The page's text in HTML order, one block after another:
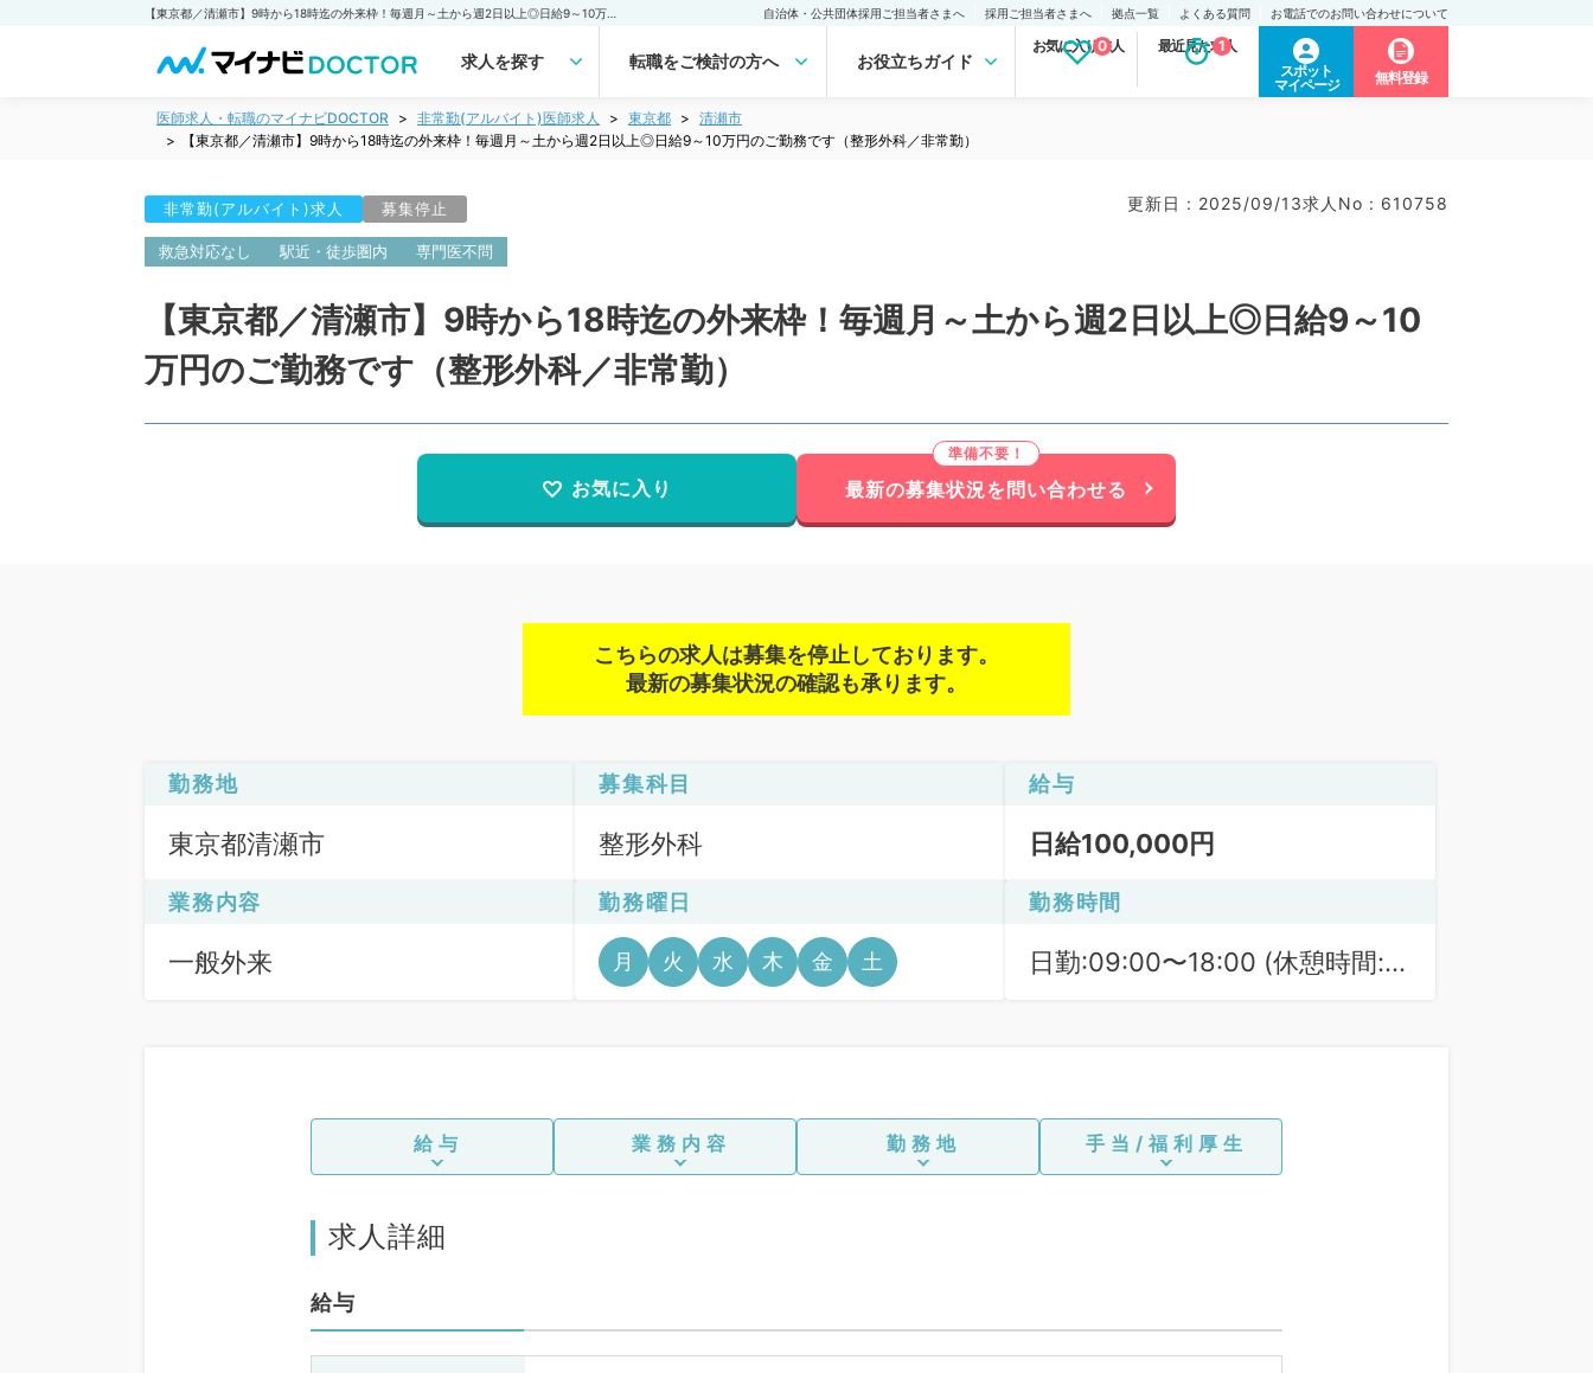
自治体・公共団体採用ご担当者さまへ 採用ご担当者さまへ 拠点一覧 よくある質問 お電話でのお問い合わせについて
求人を探す 転職をご検討の方へ お役立ちガイド
お気に入り求人
0 最近見た求人
1
スポット
マイページ
無料登録
医師求人・転職のマイナビDOCTOR 非常勤(アルバイト)医師求人 東京都
清瀬市
【東京都／清瀬市】9時から18時迄の外来枠！毎週月～土から週2日以上◎日給9～10万円のご勤務です（整形外科／非常勤）
非常勤(アルバイト)求人 募集停止 更新日 : 2025/09/13求人No : 610758
救急対応なし 駅近・徒歩圏内 専門医不問
【東京都／清瀬市】9時から18時迄の外来枠！毎週月～土から週2日以上◎日給9～10
万円のご勤務です（整形外科／非常勤）
お気に入り 最新の募集状況を問い合わせる
こちらの求人は募集を停止しております。
最新の募集状況の確認も承ります。
勤務地
東京都清瀬市
募集科目
整形外科
給与
日給100,000円
業務内容
一般外来
勤務曜日
月 火 水 木 金 土
勤務時間
日勤:09:00〜18:00 (休憩時間:
給与 業務内容 勤務地 手当/福利厚生
求人詳細
給与